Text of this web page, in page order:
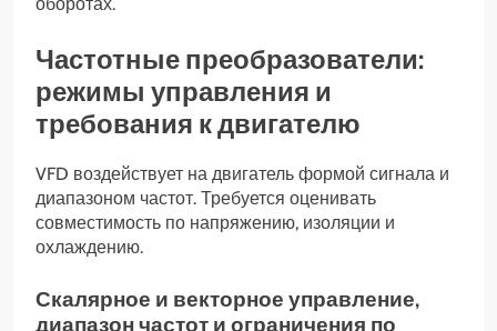
Частотные преобразователи:
режимы управления и
требования к двигателю
VFD воздействует на двигатель формой сигнала и
диапазоном частот. Требуется оценивать
совместимость по напряжению, изоляции и
охлаждению.
Скалярное и векторное управление,
диапазон частот и ограничения по